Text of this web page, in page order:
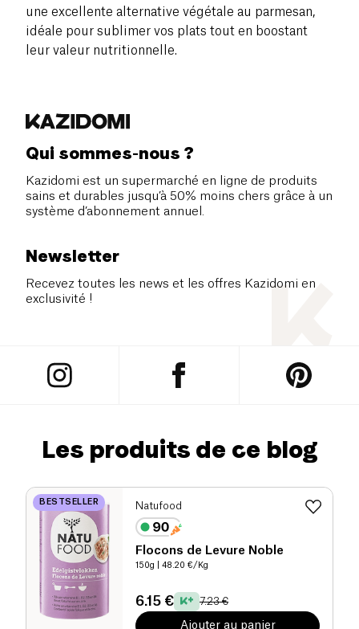
une excellente alternative végétale au parmesan,
idéale pour sublimer vos plats tout en boostant
leur valeur nutritionnelle.
Qui sommes-nous ?
Kazidomi est un supermarché en ligne de produits
sains et durables jusqu’à 50% moins chers grâce à un
système d’abonnement annuel.
Newsletter
Recevez toutes les news et les offres Kazidomi en
exclusivité !
Les produits de ce blog
BESTSELLER Natufood
Flocons de Levure Noble
150g | 48.20 €/Kg
6.15 € 7.23 €
Ajouter au panier